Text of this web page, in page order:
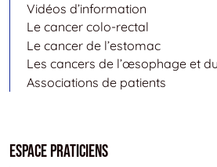
Vidéos d’information
Le cancer colo-rectal
Le cancer de l’estomac
Les cancers de l’œsophage et
Associations de patients
Espace Praticiens